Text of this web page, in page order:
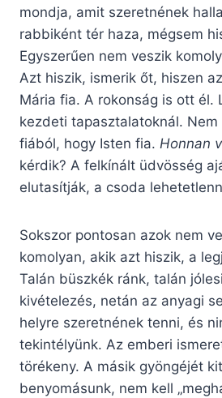
mondja, amit szeretnének
rabbiként tér haza, mégsem
Egyszerűen nem veszik
Azt hiszik, ismerik őt, hiszen
Mária fia. A rokonság is ott él.
kezdeti tapasztalatoknál. Nem
fiából, hogy Isten fia. Honnan
kérdik? A felkínált üdvösség
elutasítják, a csoda
Sokszor pontosan azok nem
komolyan, akik azt hiszik, a
Talán büszkék ránk, talán
kivételezés, netán az anyagi
helyre szeretnének tenni, és
tekintélyünk. Az emberi
törékeny. A másik gyöngéjét
benyomásunk, nem kell